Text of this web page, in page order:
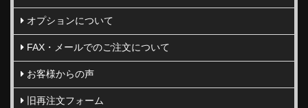
オプションについて
FAX・メールでのご注文について
お客様からの声
旧再注文フォーム